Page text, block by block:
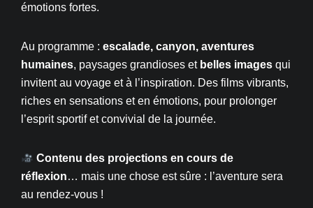
émotions fortes.
Au programme : escalade, canyon, aventures
humaines, paysages grandioses et belles images qui
invitent au voyage et à l’inspiration. Des films vibrants,
riches en sensations et en émotions, pour prolonger
l’esprit sportif et convivial de la journée.
Contenu des projections en cours de
réflexion… mais une chose est sûre : l’aventure sera
au rendez-vous !